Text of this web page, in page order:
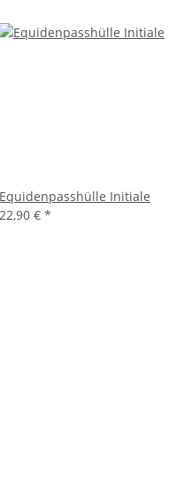
Equidenpasshülle Initiale
22,90 € *